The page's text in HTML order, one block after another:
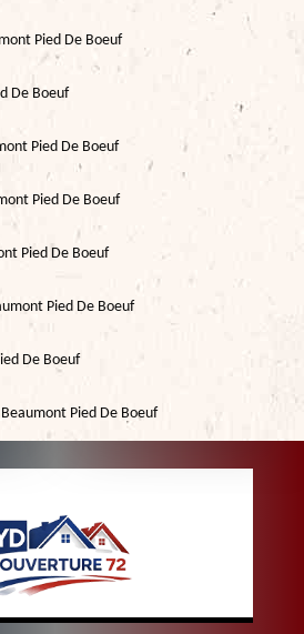
Pied De Boeuf
De Boeuf
Pied De Boeuf
Pied De Boeuf
Pied De Boeuf
Pied De Boeuf
De Boeuf
Pied De Boeuf